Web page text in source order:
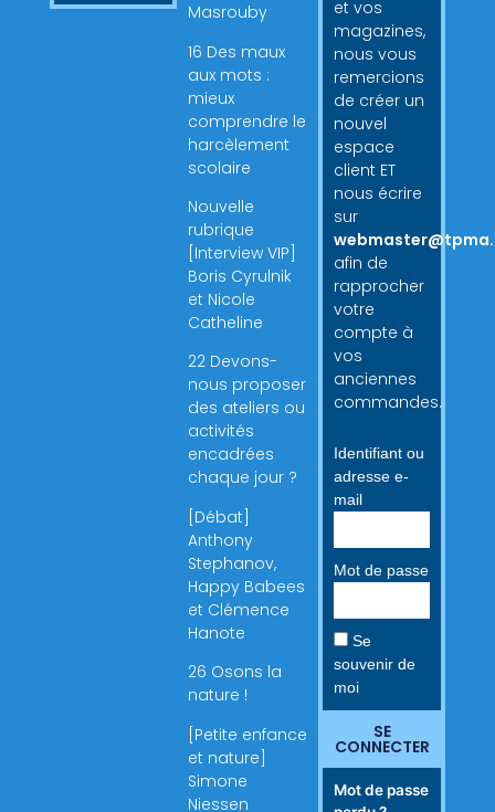
Masrouby
16 Des maux
aux mots :
mieux
comprendre le
harcèlement
scolaire
Nouvelle
rubrique
[Interview VIP]
Boris Cyrulnik
et Nicole
Catheline
22 Devons-
nous proposer
des ateliers ou
activités
encadrées
chaque jour ?
[Débat]
Anthony
Stephanov,
Happy Babees
et Clémence
Hanote
26 Osons la
nature !
[Petite enfance
et nature]
Simone
Niessen
et vos
magazines,
nous vous
remercions
de créer un
nouvel
espace
client ET
nous écrire
sur
afin de
rapprocher
votre
compte à
vos
anciennes
commandes.
Identifiant ou
adresse e-
mail
Mot de passe
Se
souvenir de
moi
SE
CONNECTER
Mot de passe